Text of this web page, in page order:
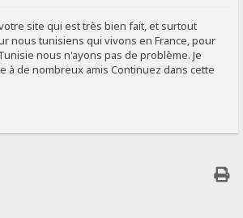
site qui est très bien fait, et surtout
nous tunisiens qui vivons en France, pour
nous n'ayons pas de problème. Je
à de nombreux amis Continuez dans cette